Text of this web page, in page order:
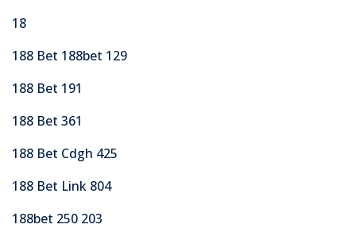
18
188 Bet 188bet 129
188 Bet 191
188 Bet 361
188 Bet Cdgh 425
188 Bet Link 804
188bet 250 203